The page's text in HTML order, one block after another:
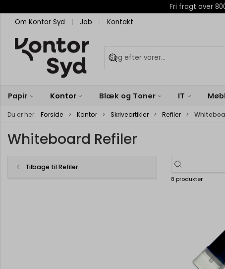
Fri fragt over
Om Kontor Syd
Job Kontakt
Papir Kontor Blæk og Toner IT
Du er her: Forside Kontor Skriveartikler Refiler
Whiteboard Refiler
Tilbage til Refiler
8 produkter